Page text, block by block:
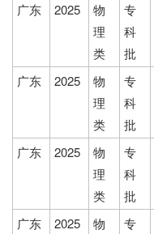
广东 2025
物
理
类
专
科
批
广东 2025
物
理
类
专
科
批
广东 2025
物
理
类
专
科
批
广东 2025
物
专